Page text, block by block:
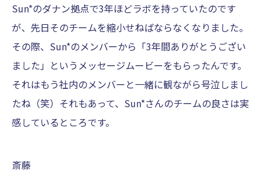
Sun*のダナン拠点で3年ほどラボを持っていたのです
が、先日そのチームを縮小せねばならなくなりました。
その際、Sun*のメンバーから「3年間ありがとうござい
ました」というメッセージムービーをもらったんです。
それはもう社内のメンバーと一緒に観ながら号泣しまし
たね（笑）それもあって、Sun*さんのチームの良さは実
感しているところです。
斎藤